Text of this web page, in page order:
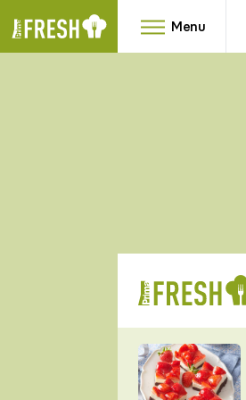
Menu
RYCHLOVKY